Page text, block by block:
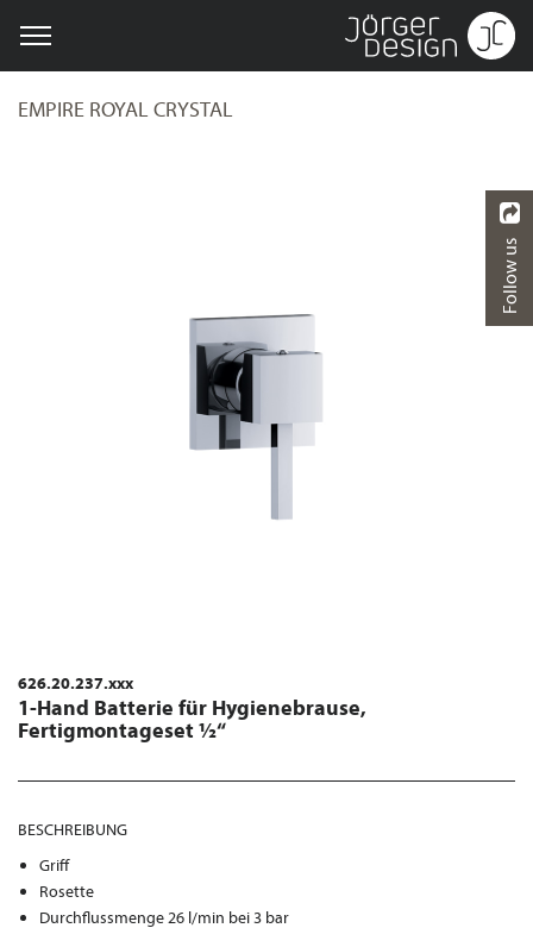
EMPIRE ROYAL CRYSTAL
626.20.237.xxx
1-Hand Batterie für Hygienebrause,
Fertigmontageset ½“
BESCHREIBUNG
Griff
Rosette
Durchflussmenge 26 l/min bei 3 bar
Follow us